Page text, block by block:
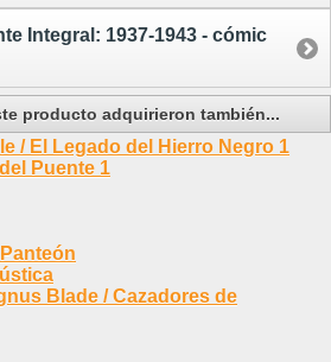
Integral: 1937-1943 - cómic
producto adquirieron también...
/ El Legado del Hierro Negro 1
Puente 1
Blade / Cazadores de